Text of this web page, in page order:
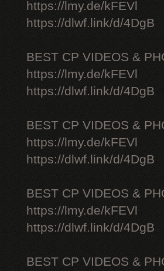
https://lmy.de/kFEVl
https://dlwf.link/d/4DgB
BEST CP VIDEOS &
https://lmy.de/kFEVl
https://dlwf.link/d/4DgB
BEST CP VIDEOS &
https://lmy.de/kFEVl
https://dlwf.link/d/4DgB
BEST CP VIDEOS &
https://lmy.de/kFEVl
https://dlwf.link/d/4DgB
BEST CP VIDEOS &